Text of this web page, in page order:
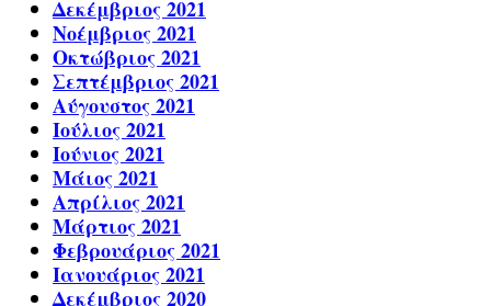
Δεκέμβριος 2021
Νοέμβριος 2021
Οκτώβριος 2021
Σεπτέμβριος 2021
Αύγουστος 2021
Ιούλιος 2021
Ιούνιος 2021
Μάιος 2021
Απρίλιος 2021
Μάρτιος 2021
Φεβρουάριος 2021
Ιανουάριος 2021
Δεκέμβριος 2020